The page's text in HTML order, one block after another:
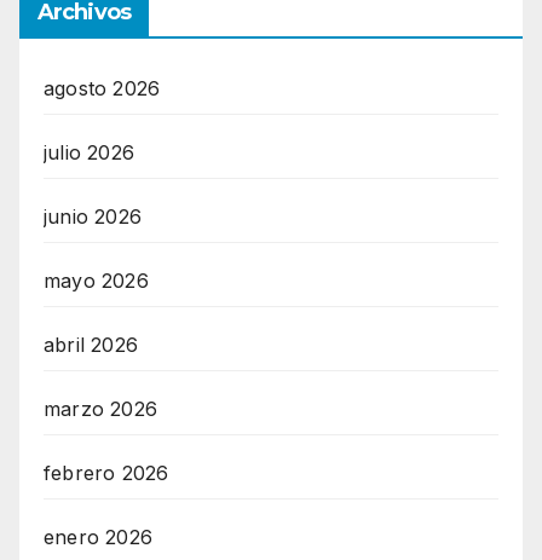
Archivos
agosto 2026
julio 2026
junio 2026
mayo 2026
abril 2026
marzo 2026
febrero 2026
enero 2026